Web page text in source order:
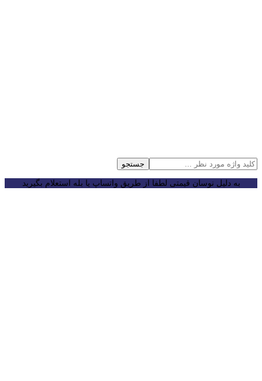
جستجو
به دلیل نوسان قیمتی لطفا از طریق واتساپ یا بله استعلام بگیرید